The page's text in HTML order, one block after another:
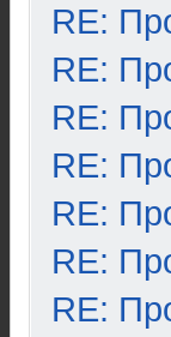
RE:
RE:
RE:
RE:
RE:
RE:
RE: